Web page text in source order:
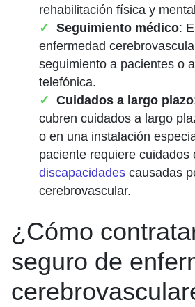
rehabilitación física y
Seguimiento médico:
enfermedad
seguimiento a pacientes o
telefónica.
Cuidados a largo plazo
cubren cuidados a largo
o en una instalación
paciente requiere cuidados
discapacidades causadas
cerebrovascular.
¿Cómo
seguro de